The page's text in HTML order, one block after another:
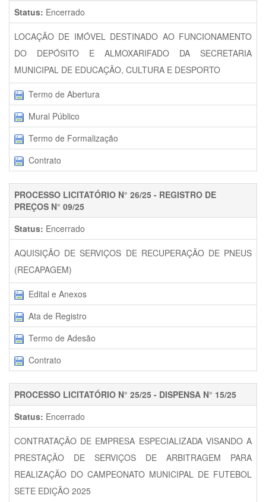
Status: Encerrado
LOCAÇÃO DE IMÓVEL DESTINADO AO FUNCIONAMENTO
DO DEPÓSITO E ALMOXARIFADO DA SECRETARIA
MUNICIPAL DE EDUCAÇÃO, CULTURA E DESPORTO
Termo de Abertura
Mural Público
Termo de Formalização
Contrato
PROCESSO LICITATÓRIO N° 26/25 - REGISTRO DE
PREÇOS N° 09/25
Status: Encerrado
AQUISIÇÃO DE SERVIÇOS DE RECUPERAÇÃO DE PNEUS
(RECAPAGEM)
Edital e Anexos
Ata de Registro
Termo de Adesão
Contrato
PROCESSO LICITATÓRIO N° 25/25 - DISPENSA N° 15/25
Status: Encerrado
CONTRATAÇÃO DE EMPRESA ESPECIALIZADA VISANDO A
PRESTAÇÃO DE SERVIÇOS DE ARBITRAGEM PARA
REALIZAÇÃO DO CAMPEONATO MUNICIPAL DE FUTEBOL
SETE EDIÇÃO 2025